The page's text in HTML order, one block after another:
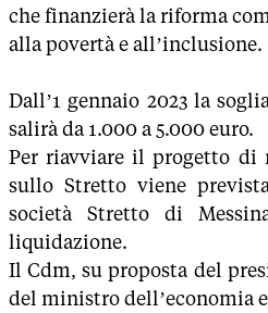
che finanzierà la riforma
alla povertà e all’inclusione.
Dall’1 gennaio 2023 la
salirà da 1.000 a 5.000 euro.
Per riavviare il progetto di
sullo Stretto viene
società Stretto di
liquidazione.
Il Cdm, su proposta del
del ministro dell’economia